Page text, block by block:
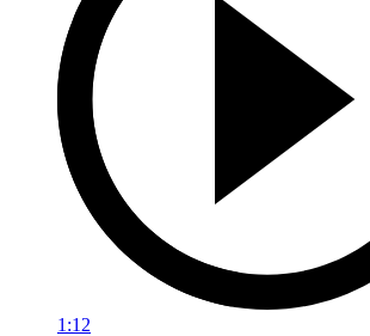
1:12